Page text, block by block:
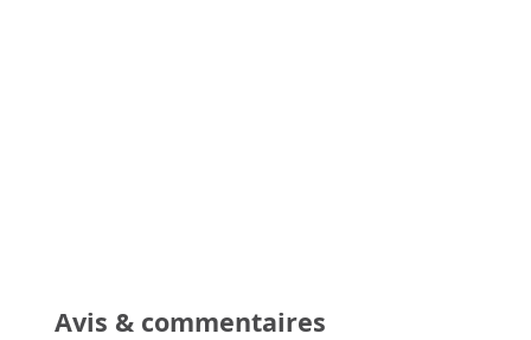
Avis & commentaires